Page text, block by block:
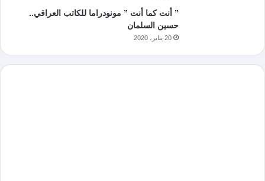
” أنت كما أنت ” مونودراما للكاتب العراقي..
حسين السلمان
20 يناير، 2020